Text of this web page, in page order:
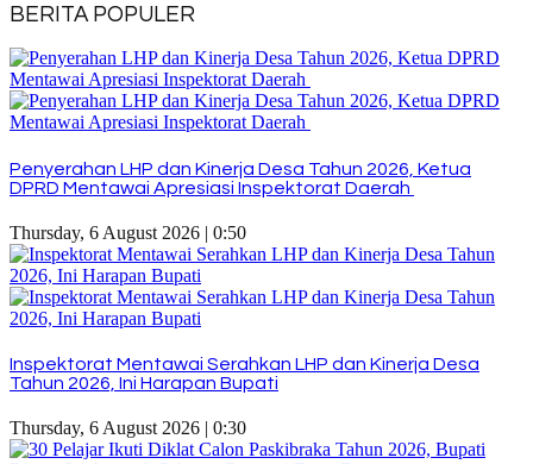
BERITA POPULER
Penyerahan LHP dan Kinerja Desa Tahun 2026, Ketua
DPRD Mentawai Apresiasi Inspektorat Daerah
Thursday, 6 August 2026 | 0:50
Inspektorat Mentawai Serahkan LHP dan Kinerja Desa
Tahun 2026, Ini Harapan Bupati
Thursday, 6 August 2026 | 0:30